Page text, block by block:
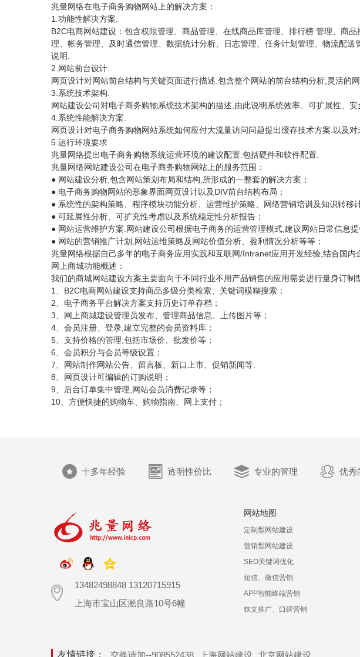
兆量网络在电子商务购物网站上的解决方案：
1.功能性解决方案.
B2C电商网站建设：包含权限管理、商品管理、在线商品库管理、排行榜 管理、商
理、帐务管理、及时通信管理、数据统计分析、日志管理、任务计划管理、物流配
说明.
2.网站前台设计.
网页设计对网站前台结构与关键页面进行描述.包含整个网站的前台结构分析,灵活的
3.系统技术架构.
网站建设公司对电子商务购物系统技术架构的描述,由此说明系统效率、可扩展性、
4.系统性能解决方案.
网页设计对电子商务购物网站系统如何应付大流量访问问题提出缓存技术方案.以及对
5.运行环境要求
兆量网络提出电子商务购物系统运营环境的建议配置.包括硬件和软件配置.
兆量网络网站建设公司在电子商务购物网站上的服务范围：
● 网站建设分析,包含网站策划布局和结构,所形成的一整套的解决方案；
● 电子商务购物网站的形象界面网页设计以及DIV前台结构布局；
● 系统性的架构策略、程序模块功能分析、运营维护策略、网络营销培训及知识转移
● 可延展性分析、可扩充性考虑以及系统稳定性分析报告；
● 网站运营维护方案.网站建设公司根据电子商务的运营管理模式,建议网站日常信息
● 网站的营销推广计划,网站运维策略及网站价值分析、盈利情况分析等等；
兆量网络根据自己多年的电子商务应用实践和互联网 /Intranet应用开发经验,结合国内
网上商城功能概述：
我们的商城网站建设方案主要面向于不同行业不用产品销售的应用需要进行量身订制
1、B2C电商网站建设支持商品多级分类检索、关键词模糊搜索；
2、电子商务平台解决方案支持历史订单存档；
3、网上商城建设管理员发布、管理商品信息、上传图片等；
4、会员注册、登录,建立完整的会员资料库；
5、支持价格的管理,包括市场价、批发价等；
6、会员积分与会员等级设置；
7、网站制作网站公告、留言板、新口上市、促销新闻等.
8、网页设计可编辑的订购说明；
9、后台订单集中管理,网站会员消费记录等；
10、方便快捷的购物车、购物指南、网上支付；
十多年经验 透明性价比 专业的管理 优秀
13482498848 13120715915
上海市宝山区淞良路10号6幢
网站地图
定制型网站建设
营销型网站建设
SEO关键词优化
短信、微信营销
APP智能终端营销
软文推广、口碑营销
友情链接： 交换请加--908552438 上海网站建设 北京网站建设